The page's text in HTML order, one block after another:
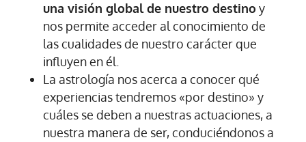
una visión global de nuestro destino y
nos permite acceder al conocimiento de
las cualidades de nuestro carácter que
influyen en él.
La astrología nos acerca a conocer qué
experiencias tendremos «por destino» y
cuáles se deben a nuestras actuaciones, a
nuestra manera de ser, conduciéndonos a